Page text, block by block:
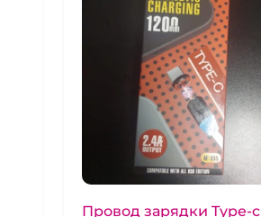
Провод зарядки Type-c